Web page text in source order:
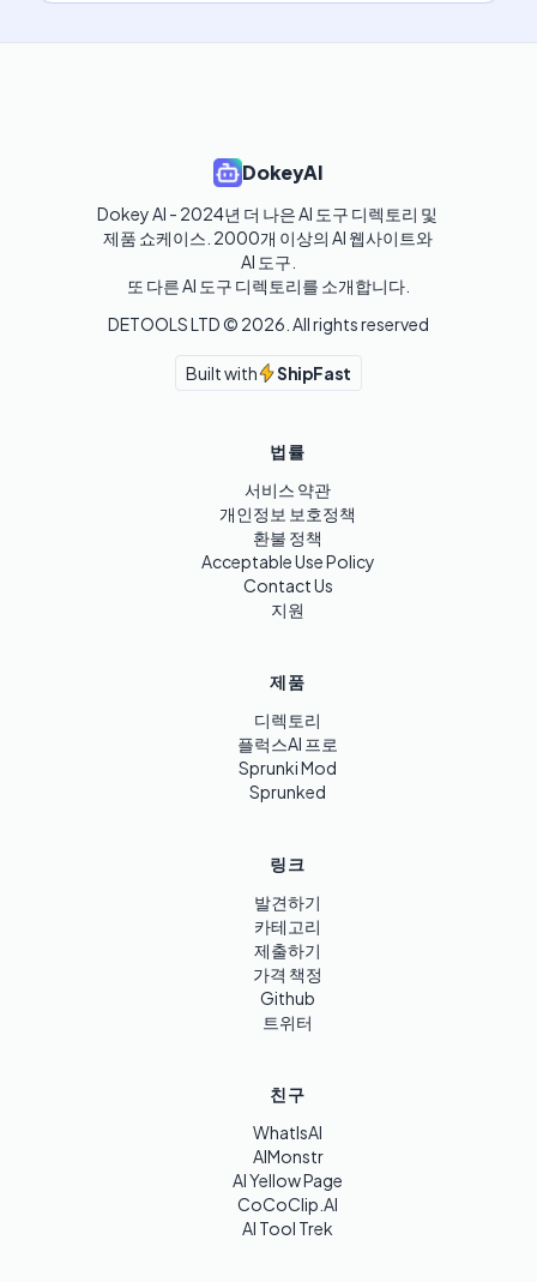
DokeyAI
Dokey AI - 2024년 더 나은 AI 도구 디렉토리 및
제품 쇼케이스. 2000개 이상의 AI 웹사이트와
AI 도구.
또 다른 AI 도구 디렉토리를 소개합니다.
DETOOLS LTD © 2026 . All rights reserved
Built with ShipFast
법률
서비스 약관
개인정보 보호정책
환불 정책
Acceptable Use Policy
Contact Us
지원
제품
디렉토리
플럭스AI 프로
Sprunki Mod
Sprunked
링크
발견하기
카테고리
제출하기
가격 책정
Github
트위터
친구
WhatIsAI
AIMonstr
AI Yellow Page
CoCoClip.AI
AI Tool Trek